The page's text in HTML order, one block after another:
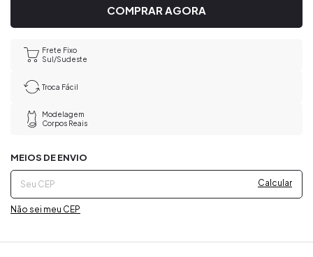
Frete Fixo
Sul/Sudeste
Troca Fácil
Modelagem
Corpos Reais
Entregas para o CEP:
MEIOS DE ENVIO
Calcular
Não sei meu CEP